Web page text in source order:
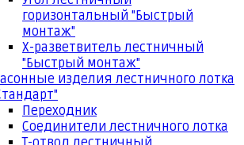
горизонтальный "Быстрый
монтаж"
Х-разветвитель лестничный
"Быстрый монтаж"
изделия лестничного лотка
Переходник
Соединители лестничного лотка